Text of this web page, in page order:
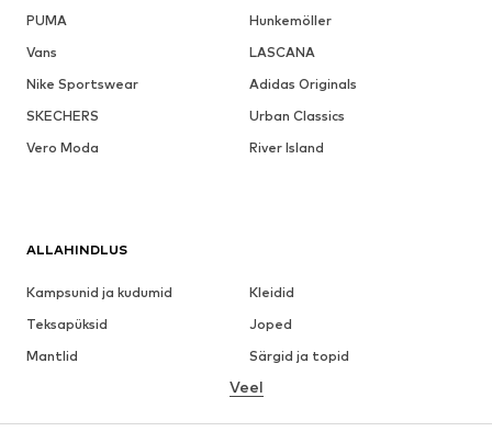
PUMA
Hunkemöller
Vans
LASCANA
Nike Sportswear
Adidas Originals
SKECHERS
Urban Classics
Vero Moda
River Island
ALLAHINDLUS
Kampsunid ja kudumid
Kleidid
Teksapüksid
Joped
Mantlid
Särgid ja topid
Pesu
Veel